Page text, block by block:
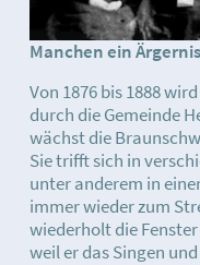
Manchen ein Ärgernis
Von 1876 bis 1888
durch die Gemeinde
wächst die
Sie trifft sich in
unter anderem in
immer wieder zum
wiederholt die
weil er das Singen